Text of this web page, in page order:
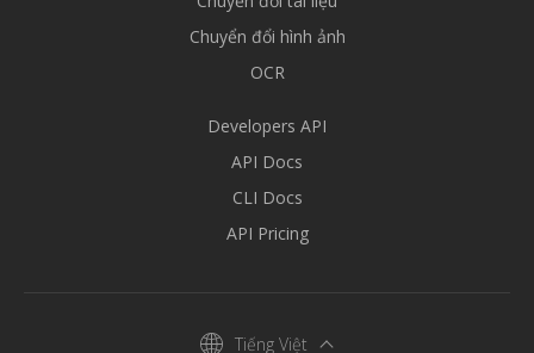
Chuyển đổi hình ảnh
OCR
Developers API
API Docs
CLI Docs
API Pricing
Tiếng Việt